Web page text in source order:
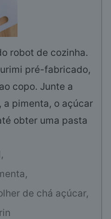
robot de cozinha.
pré-fabricado,
copo. Junte a
a pimenta, o açúcar
obter uma pasta
de chá açúcar,